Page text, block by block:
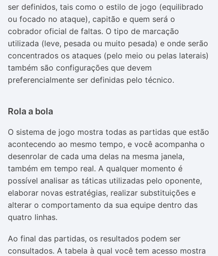
ser definidos, tais como o estilo de jogo (equilibrado
ou focado no ataque), capitão e quem será o
cobrador oficial de faltas. O tipo de marcação
utilizada (leve, pesada ou muito pesada) e onde serão
concentrados os ataques (pelo meio ou pelas laterais)
também são configurações que devem
preferencialmente ser definidas pelo técnico.
Rola a bola
O sistema de jogo mostra todas as partidas que estão
acontecendo ao mesmo tempo, e você acompanha o
desenrolar de cada uma delas na mesma janela,
também em tempo real. A qualquer momento é
possível analisar as táticas utilizadas pelo oponente,
elaborar novas estratégias, realizar substituições e
alterar o comportamento da sua equipe dentro das
quatro linhas.
Ao final das partidas, os resultados podem ser
consultados. A tabela à qual você tem acesso mostra